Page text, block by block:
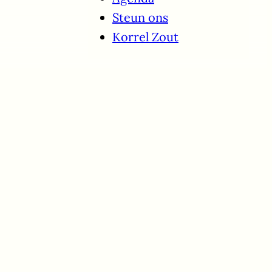
Steun ons
Korrel Zout